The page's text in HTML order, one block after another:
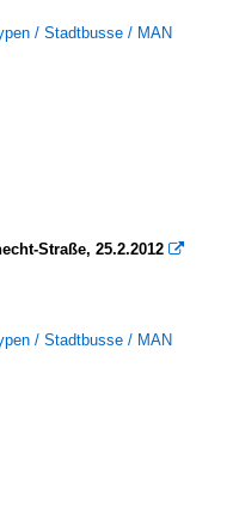
/ Stadtbusse / MAN
Straße, 25.2.2012 
/ Stadtbusse / MAN